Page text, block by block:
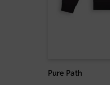
Pure Path